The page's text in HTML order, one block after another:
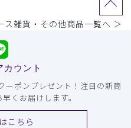
ス雑貨・その他商品一覧へ ＞
カウント
ーポンプレゼント！注目の新商
くお届けします。
こちら